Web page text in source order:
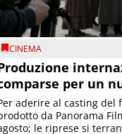
CINEMA
per un
aderire al casting del
da Panorama
le riprese si